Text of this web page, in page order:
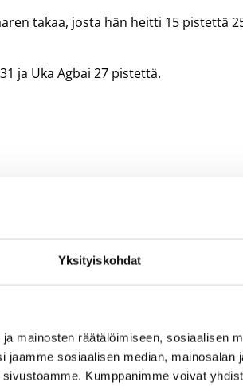
Yksityiskohdat
mainosten räätälöimiseen, sosiaalisen
jaamme sosiaalisen median, mainosalan
Kumppanimme voivat
takaa, josta hän heitti 15 pistettä
ja Uka Agbai 27 pistettä.
Danny Gathings
Jason Miller
Kenneth Lowe
Matthew